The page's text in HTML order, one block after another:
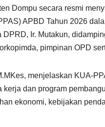
Dompu secara resmi
APBD Tahun 2026
Ir. Mutakun,
pimpinan OPD
menjelaskan KUA-
dan program
ekonomi, kebijakan